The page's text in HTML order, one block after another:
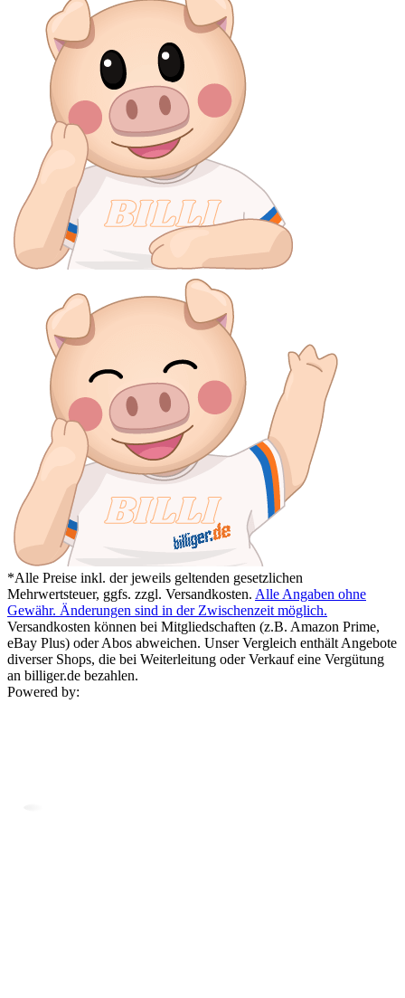
*Alle Preise inkl. der jeweils geltenden gesetzlichen
Mehrwertsteuer, ggfs. zzgl. Versandkosten. Alle Angaben ohne
Gewähr. Änderungen sind in der Zwischenzeit möglich.
Versandkosten können bei Mitgliedschaften (z.B. Amazon Prime,
eBay Plus) oder Abos abweichen. Unser Vergleich enthält Angebote
diverser Shops, die bei Weiterleitung oder Verkauf eine Vergütung
an billiger.de bezahlen.
Powered by: